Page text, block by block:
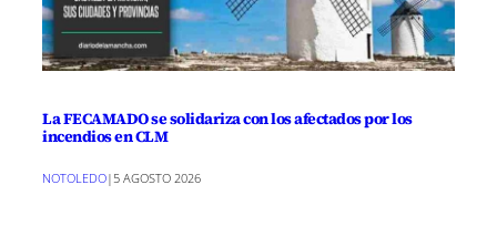
La FECAMADO se solidariza con los afectados por los
incendios en CLM
NOTOLEDO|5 AGOSTO 2026